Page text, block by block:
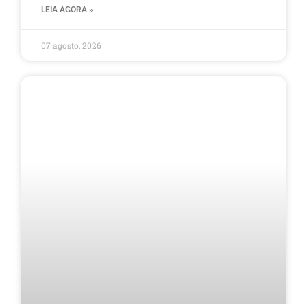
LEIA AGORA »
07 agosto, 2026